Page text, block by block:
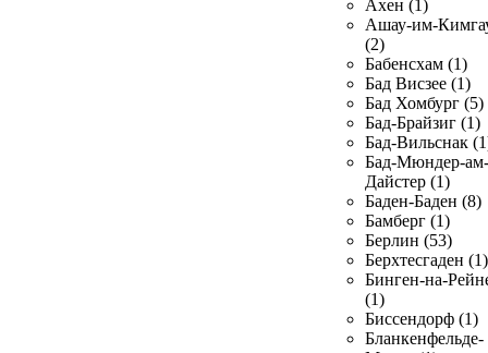
Ахен (1)
Ашау-им-
(2)
Бабенсхам (1)
Бад Висзее (1)
Бад Хомбург (5)
Бад-Брайзиг (1)
Бад-Вильснак
Бад-Мюндер-ам-
Дайстер (1)
Баден-Баден (8)
Бамберг (1)
Берлин (53)
Берхтесгаден (1)
Бинген-на-
(1)
Биссендорф (1)
Бланкенфельде-